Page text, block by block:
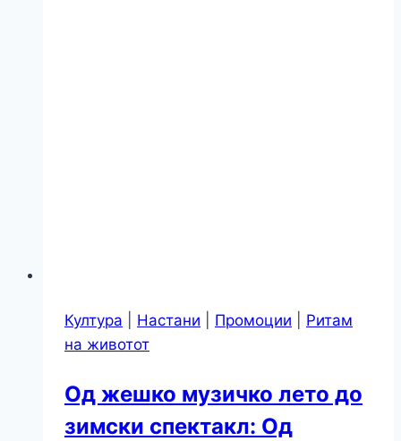
Култура Настани Промоции
Ритам
на животот
Од жешко музичко лето до
зимски спектакл: Од